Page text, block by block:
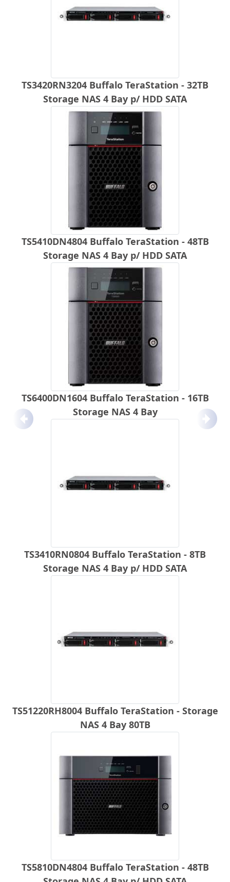
TS3420RN3204 Buffalo TeraStation - 32TB
Storage NAS 4 Bay p/ HDD SATA
TS5410DN4804 Buffalo TeraStation - 48TB
Storage NAS 4 Bay p/ HDD SATA
TS6400DN1604 Buffalo TeraStation - 16TB
Storage NAS 4 Bay
TS3410RN0804 Buffalo TeraStation - 8TB
Storage NAS 4 Bay p/ HDD SATA
TS51220RH8004 Buffalo TeraStation - Storage
NAS 4 Bay 80TB
TS5810DN4804 Buffalo TeraStation - 48TB
Anterior